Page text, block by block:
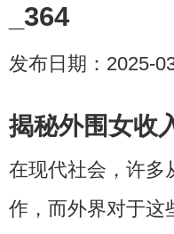
_364
发布日期：2025-
揭秘外围女收
在现代社会，许多
作，而外界对于这